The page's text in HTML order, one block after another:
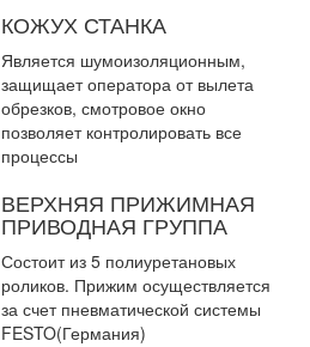
КОЖУХ СТАНКА
Является шумоизоляционным,
защищает оператора от вылета
обрезков, смотровое окно
позволяет контролировать все
процессы
ВЕРХНЯЯ ПРИЖИМНАЯ
ПРИВОДНАЯ ГРУППА
Состоит из 5 полиуретановых
роликов. Прижим осуществляется
за счет пневматической системы
FESTO(Германия)